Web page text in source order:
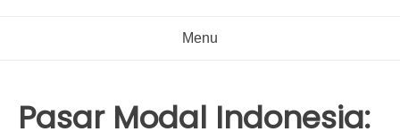
Menu
Pasar Modal Indonesia: